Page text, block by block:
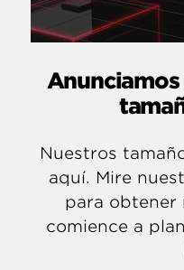
Nuestros
aquí. Mire
para obtener
comience a